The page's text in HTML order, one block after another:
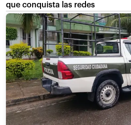
que conquista las redes